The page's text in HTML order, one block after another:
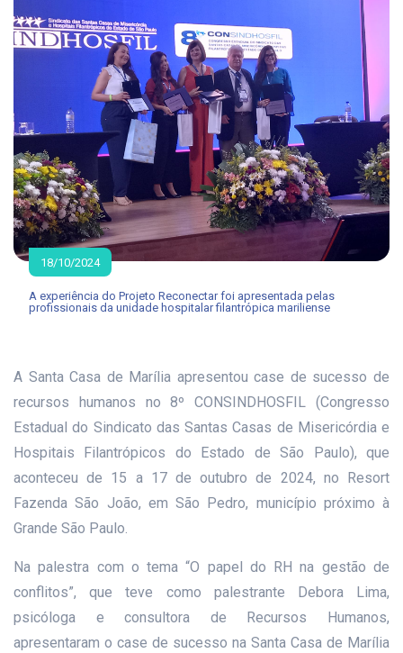
18/10/2024
A experiência do Projeto Reconectar foi apresentada pelas
profissionais da unidade hospitalar filantrópica mariliense
A Santa Casa de Marília apresentou case de sucesso de
recursos humanos no 8º CONSINDHOSFIL (Congresso
Estadual do Sindicato das Santas Casas de Misericórdia e
Hospitais Filantrópicos do Estado de São Paulo), que
aconteceu de 15 a 17 de outubro de 2024, no Resort
Fazenda São João, em São Pedro, município próximo à
Grande São Paulo.
Na palestra com o tema “O papel do RH na gestão de
conflitos”, que teve como palestrante Debora Lima,
psicóloga e consultora de Recursos Humanos,
apresentaram o case de sucesso na Santa Casa de Marília